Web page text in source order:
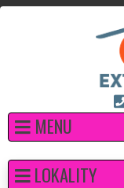
MENU
LOKALITY